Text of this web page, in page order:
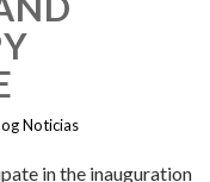
Noticias
in the inauguration